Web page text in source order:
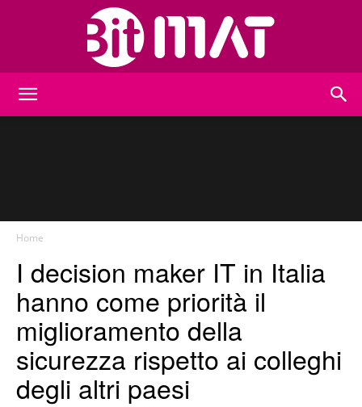
Home
I decision maker IT in Italia
hanno come priorità il
miglioramento della
sicurezza rispetto ai colleghi
degli altri paesi